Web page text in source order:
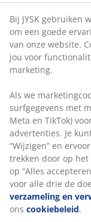
Bij JYSK gebruiken
om een goede
van onze website.
jou voor
marketing.
Als we
surfgegevens met
Meta en TikTok)
advertenties. Je
“Wijzigen” en
trekken door op
op “Alles
voor alle drie de
verzameling en
ons cookiebeleid.